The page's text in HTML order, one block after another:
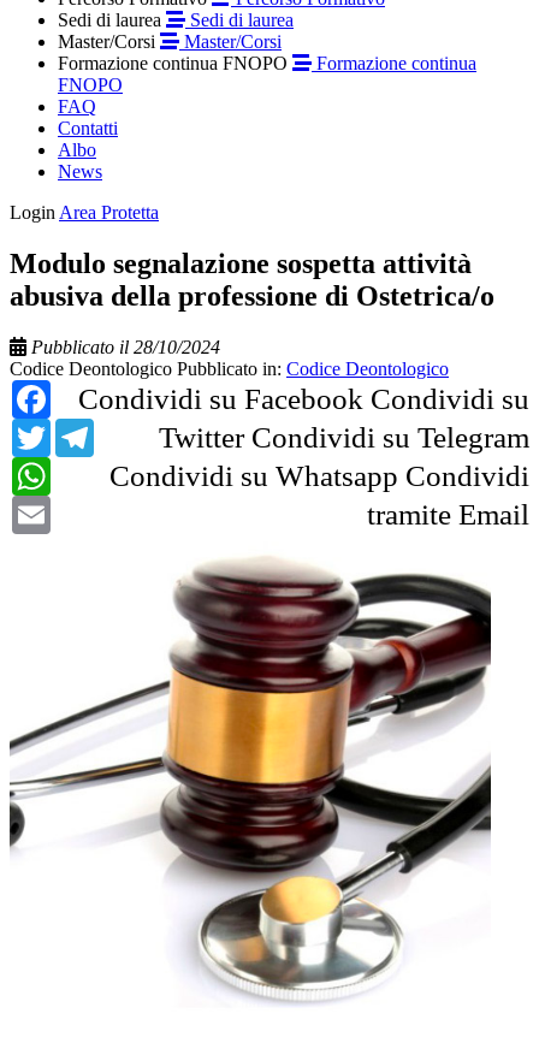
Sedi di laurea
Sedi di laurea
Master/Corsi
Master/Corsi
Formazione continua FNOPO
Formazione continua
FNOPO
FAQ
Contatti
Albo
News
Login Area Protetta
Modulo segnalazione sospetta attività
abusiva della professione di Ostetrica/o
Pubblicato il 28/10/2024
Codice Deontologico Pubblicato in: Codice Deontologico
Condividi su Facebook
Facebook
Condividi su
Twitter
Twitter Condividi su Telegram
Telegram
Condividi su Whatsapp
WhatsApp
Condividi
tramite Email